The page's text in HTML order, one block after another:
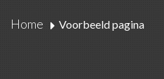
Home Voorbeeld pagina